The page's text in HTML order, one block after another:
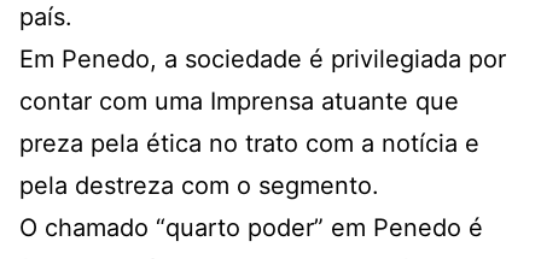
país.
Em Penedo, a sociedade é privilegiada por
contar com uma Imprensa atuante que
preza pela ética no trato com a notícia e
pela destreza com o segmento.
O chamado “quarto poder” em Penedo é